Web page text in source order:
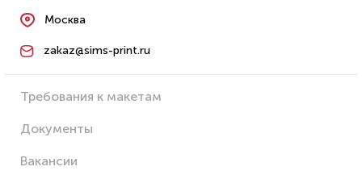
Москва
zakaz@sims-print.ru
Требования к макетам
Документы
Вакансии